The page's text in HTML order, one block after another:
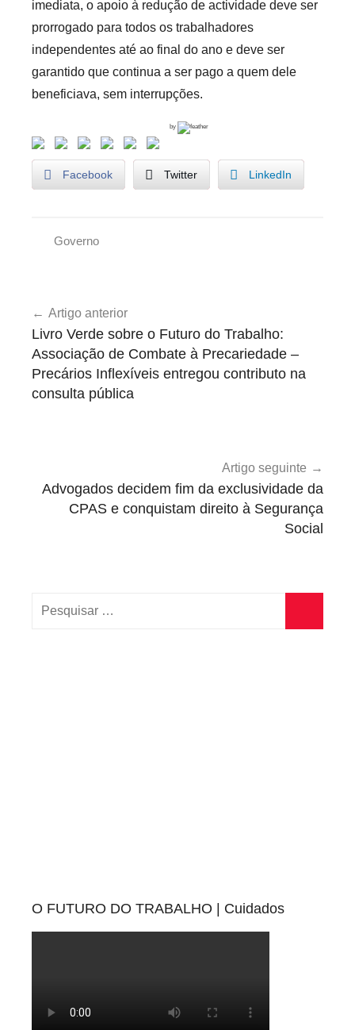
imediata, o apoio à redução de actividade deve ser
prorrogado para todos os trabalhadores
independentes até ao final do ano e deve ser
garantido que continua a ser pago a quem dele
beneficiava, sem interrupções.
by
Facebook Twitter LinkedIn
Governo
de
artigos
Artigo anterior
Livro Verde sobre o Futuro do Trabalho:
Associação de Combate à Precariedade –
Precários Inflexíveis entregou contributo na
consulta pública
Artigo seguinte
Advogados decidem fim da exclusividade da
CPAS e conquistam direito à Segurança
Social
Pesquisar
O FUTURO DO TRABALHO | Cuidados